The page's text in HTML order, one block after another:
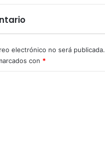
electrónico no será publicada.
con *